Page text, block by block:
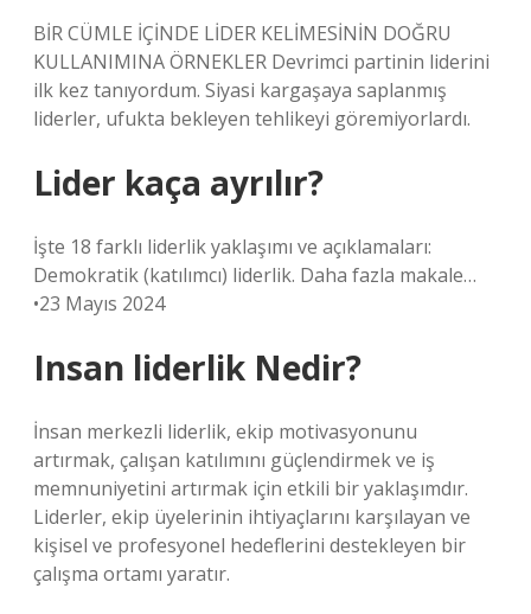
BİR CÜMLE İÇİNDE LİDER KELİMESİNİN DOĞRU
KULLANIMINA ÖRNEKLER Devrimci partinin liderini
ilk kez tanıyordum. Siyasi kargaşaya saplanmış
liderler, ufukta bekleyen tehlikeyi göremiyorlardı.
Lider kaça ayrılır?
İşte 18 farklı liderlik yaklaşımı ve açıklamaları:
Demokratik (katılımcı) liderlik. Daha fazla makale…
•23 Mayıs 2024
Insan liderlik Nedir?
İnsan merkezli liderlik, ekip motivasyonunu
artırmak, çalışan katılımını güçlendirmek ve iş
memnuniyetini artırmak için etkili bir yaklaşımdır.
Liderler, ekip üyelerinin ihtiyaçlarını karşılayan ve
kişisel ve profesyonel hedeflerini destekleyen bir
çalışma ortamı yaratır.